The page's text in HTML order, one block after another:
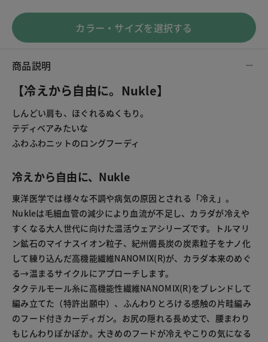
カラー・サイズを選択する
商品説明
【冷えから自由に。Nukle】
しんどい肩も、ほぐれるぬくもり。
テディベアみたいな
ふわふわニットのロングフーディ
冷えから自由に、Nukle
東洋医学では様々な不調や病気の原因とされる「冷え」。
Nukleは毛細血管の減少により血流が不足し、カラダが冷えや
すくなる大人世代に向けた温活ウェアシリーズです。トルマリ
ン鉱石のマイナスイオン粒子、紀州備長炭の炭素粒子をナノ化
して練り込んだ高機能繊維NANOMIX(R)が、カラダ本来のめぐ
る→温まるサイクルにアプローチします。
タクテルモール糸に高機能性繊維NANOMIX(R)をブレンドして
編み立てた（特許出願中）、ふんわりとろける感触の片畦編み
のフード付きカーディガン。お尻の隠れる長め丈で、腰まわり
もじんわりぽかぽか。大きめのフードが冷えやこりの気になる